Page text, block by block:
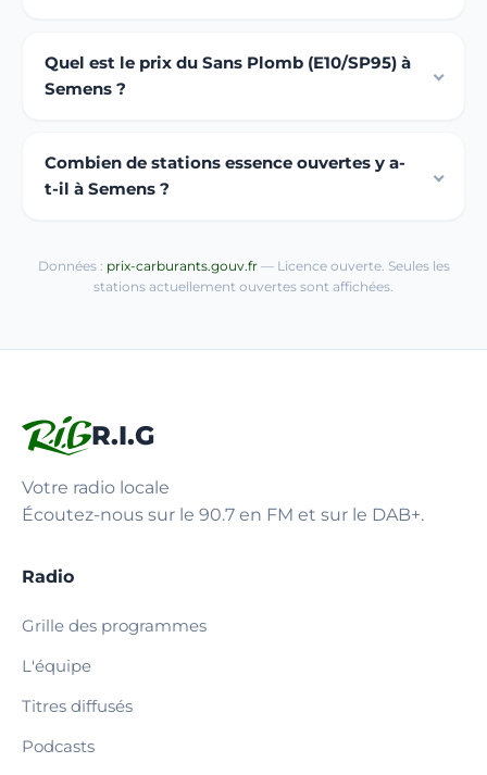
Quel est le prix du Sans Plomb (E10/SP95) à
Semens ?
Combien de stations essence ouvertes y a-
t-il à Semens ?
Données : prix-carburants.gouv.fr— Licence ouverte. Seules les
stations actuellement ouvertes sont affichées.
R.I.G
Votre radio locale
Écoutez-nous sur le 90.7 en FM et sur le DAB+.
Radio
Grille des programmes
L'équipe
Titres diffusés
Podcasts